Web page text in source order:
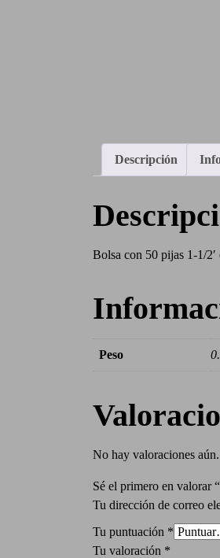
Descripción
Bolsa con 50 pijas 1-1/
Peso
No hay valoraciones aún.
Sé el primero en valorar
Tu dirección de correo
Tu puntuación *
Tu valoración *